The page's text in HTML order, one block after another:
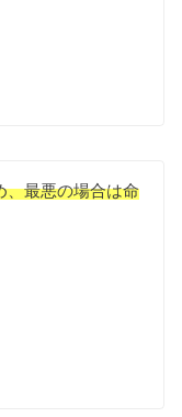
、最悪の場合は命